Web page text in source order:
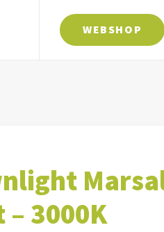
WEBSHOP
3000K